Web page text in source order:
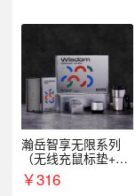
瀚岳智享无限系列
（无线充鼠标垫+飞
利浦音响+乐扣咖啡
杯）
￥316